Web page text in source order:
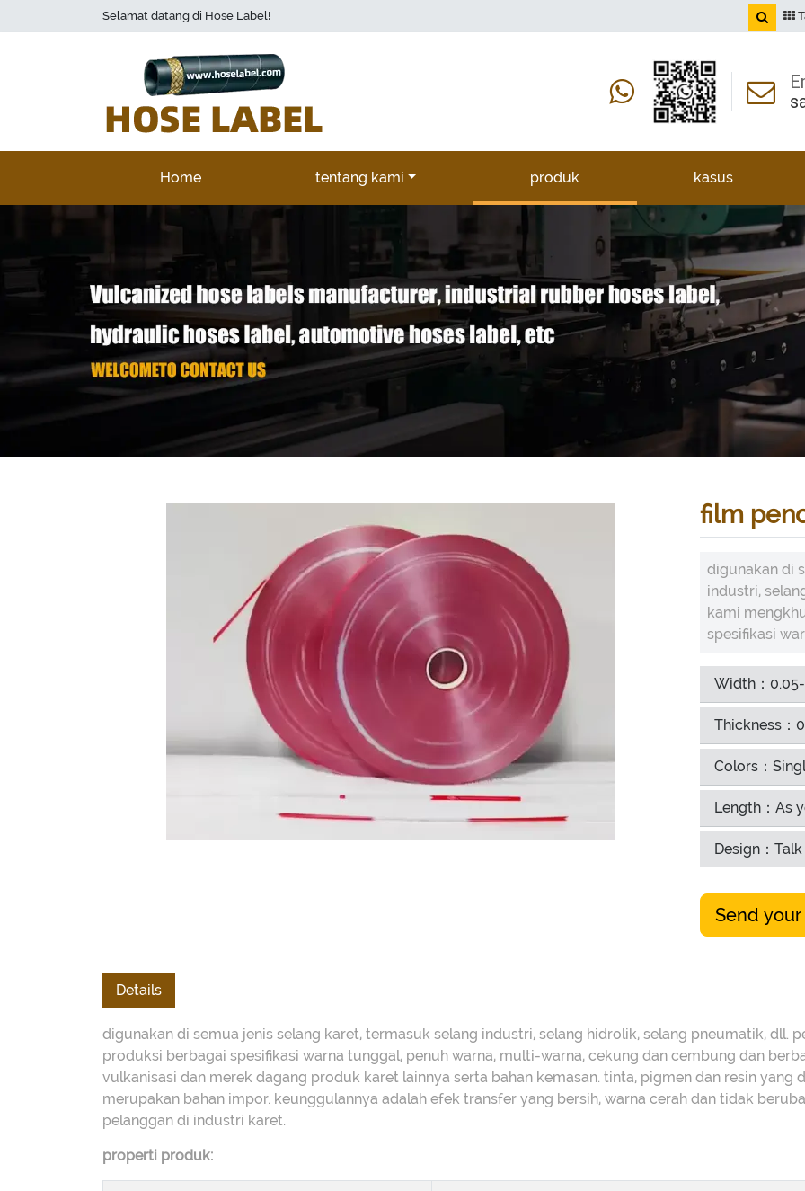
Selamat datang di Hose Label!
Home tentang kami produk kasus
film
digunakan di
industri,
kami
spesifikasi
Width：
Thickness：
Colors：
Length：As
Design：
Send
Details
digunakan di semua jenis selang karet, termasuk selang industri, selang hidrolik, selang pneumatik, dll.
produksi berbagai spesifikasi warna tunggal, penuh warna, multi-warna, cekung dan cembung dan
vulkanisasi dan merek dagang produk karet lainnya serta bahan kemasan. tinta, pigmen dan resin yang
merupakan bahan impor. keunggulannya adalah efek transfer yang bersih, warna cerah dan tidak
pelanggan di industri karet.
properti produk: